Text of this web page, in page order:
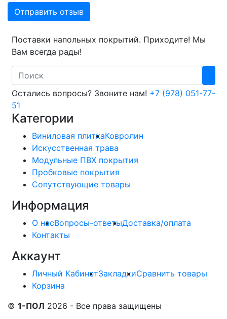
Отправить отзыв
Поставки напольных покрытий. Приходите! Мы
Вам всегда рады!
Search
Остались вопросы? Звоните нам! +7 (978) 051-77-
51
Категории
Виниловая плиткаКовролин
Искусственная трава
Модульные ПВХ покрытия
Пробковые покрытия
Сопутствующие товары
Информация
О насВопросы-ответыДоставка/оплата
Контакты
Аккаунт
Личный КабинетЗакладкиСравнить товары
Корзина
© 1-ПОЛ 2026 - Все права защищены